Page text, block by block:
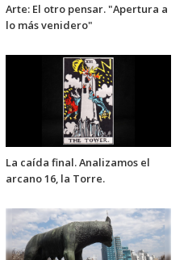
Arte: El otro pensar. "Apertura a
lo más venidero"
La caída final. Analizamos el
arcano 16, la Torre.